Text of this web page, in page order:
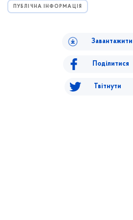
ПУБЛІЧНА ІНФОРМАЦІЯ
Поділитися
Твітнути